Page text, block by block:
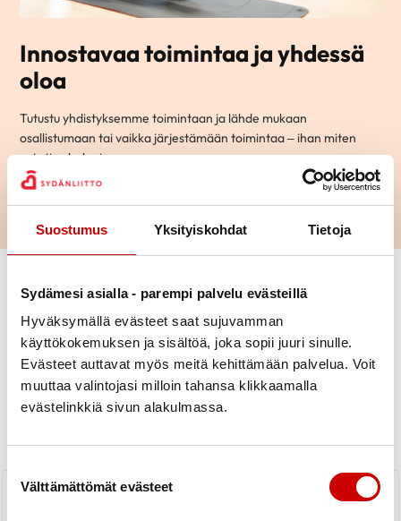
Suostumus Yksityiskohdat Tietoja
Sydämesi asialla - parempi palvelu evästeillä
Hyväksymällä evästeet saat sujuvamman
käyttökokemuksen ja sisältöä, joka sopii juuri sinulle.
Evästeet auttavat myös meitä kehittämään palvelua. Voit
muuttaa valintojasi milloin tahansa klikkaamalla
evästelinkkiä sivun alakulmassa.
Välttämättömät evästeet
Innostavaa toimintaa ja yhdessä
oloa
Tutustu yhdistyksemme toimintaan ja lähde mukaan
osallistumaan tai vaikka järjestämään toimintaa – ihan miten
vain itse haluat.
LUE LISÄÄ
Uutiset
Sydänyhdistyksen syyskokous ja